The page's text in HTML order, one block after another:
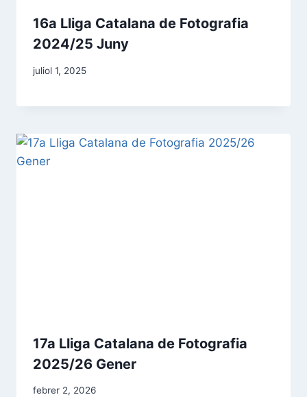
16a Lliga Catalana de Fotografia
2024/25 Juny
juliol 1, 2025
17a Lliga Catalana de Fotografia
2025/26 Gener
febrer 2, 2026